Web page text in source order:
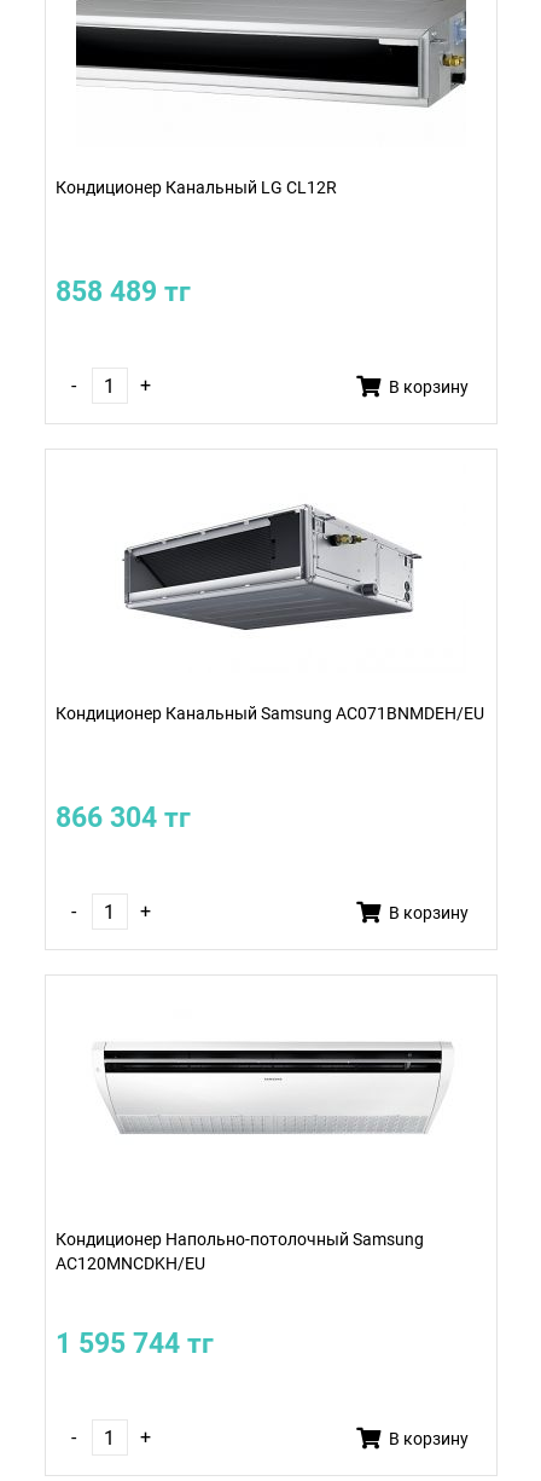
Кондиционер Канальный LG CL12R
858 489 тг
- + В корзину
Кондиционер Канальный Samsung AC071BNMDEH/EU
866 304 тг
- + В корзину
Кондиционер Напольно-потолочный Samsung
AC120MNCDKH/EU
1 595 744 тг
- + В корзину